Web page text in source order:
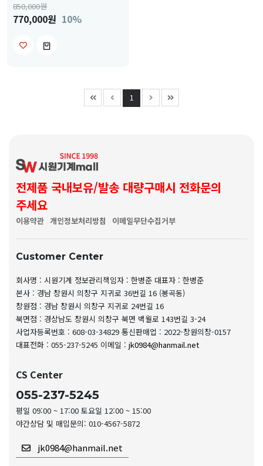
850,000원
770,000원 10%
1
전제품 국내보유/발송 대량구매시 전화문의
주세요
이용약관 개인정보처리방침 이메일무단수집거부
Customer Center
회사명 : 시원기계 정보관리책임자 : 한병준 대표자 : 한병준
본사 : 경남 창원시 의창구 지귀로 36번길 16 (봉곡동)
창원점 : 경남 창원시 의창구 지귀로 24번길 16
북면점 : 경상남도 창원시 의창구 북면 백월로 143번길 3-24
사업자등록번호 : 608-03-34829 통신판매업 : 2022-창원의창-0157
대표전화 : 055-237-5245 이메일 : jk0984@hanmail.net
CS Center
055-237-5245
평일 09:00 ~ 17:00 토요일 12:00 ~ 15:00
야간상담 및 매입문의: 010-4567-5872
jk0984@hanmail.net